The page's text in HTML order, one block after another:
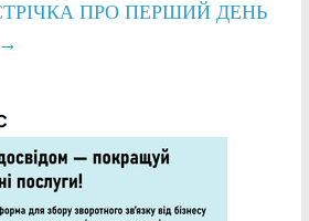
ПРО ПЕРШИЙ ДЕНЬ
→